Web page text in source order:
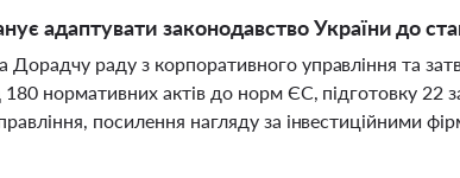
адаптувати законодавство України до
раду з корпоративного управління та
нормативних актів до норм ЄС, підготовку 22
посилення нагляду за інвестиційними